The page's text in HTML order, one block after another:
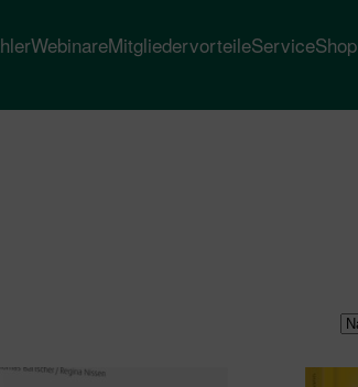
WebinareMitgliedervorteileServiceShop